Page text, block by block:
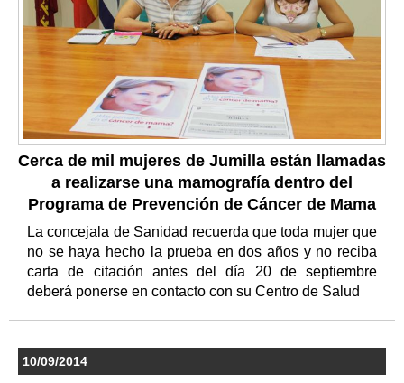
Cerca de mil mujeres de Jumilla están llamadas
a realizarse una mamografía dentro del
Programa de Prevención de Cáncer de Mama
La concejala de Sanidad recuerda que toda mujer que
no se haya hecho la prueba en dos años y no reciba
carta de citación antes del día 20 de septiembre
deberá ponerse en contacto con su Centro de Salud
10/09/2014